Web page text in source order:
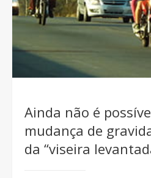
Ainda não é
mudança de
da “viseira